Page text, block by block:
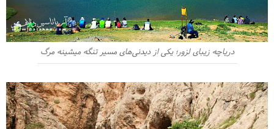
دریاچه زیبای لزور؛ یکی از دیدنی‌های مسیر تنگه میشینه مرگ